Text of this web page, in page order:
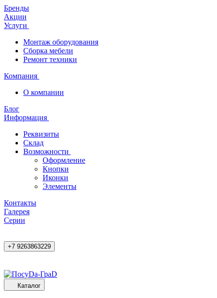
Бренды
Акции
Услуги
Монтаж оборудования
Сборка мебели
Ремонт техники
Компания
О компании
Блог
Информация
Реквизиты
Склад
Возможности
Оформление
Кнопки
Иконки
Элементы
Контакты
Галерея
Cерии
+7 9263863229
Каталог